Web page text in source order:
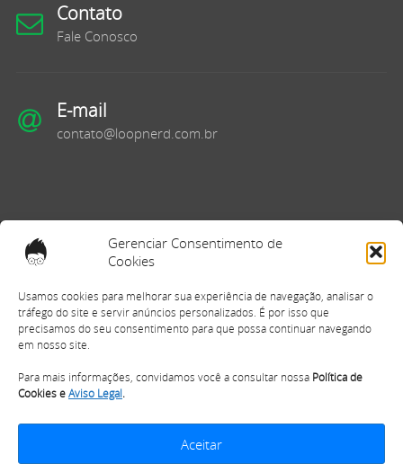
Gerenciar Consentimento de
Cookies
Usamos cookies para melhorar sua experiência de navegação, analisar o
tráfego do site e servir anúncios personalizados. É por isso que
precisamos do seu consentimento para que possa continuar navegando
em nosso site.
Para mais informações, convidamos você a consultar nossa Política de
Cookies eAviso Legal.
Aceitar
Contato
Fale Conosco
E-mail
contato@loopnerd.com.br
Copyright © 2025, Loop Nerd - Todos os Direitos Reservados.
Política de Cookies| Política de Privacidade | Termos de Uso
Aviso Legal